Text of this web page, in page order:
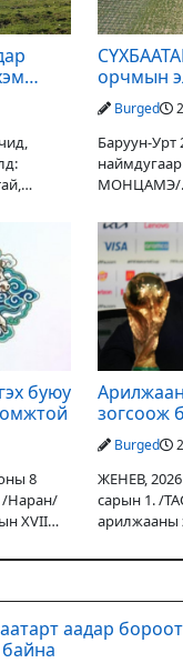
дуу
орчмын
зогсоох
үр дүнгээ
Burged
Баруун-Урт
МОНЦАМЭ/.
сэргээн,
улсын
Төслийн
буюу
8
/Наран/
XVII
адаг
зогсоож
Burged
ЖЕНЕВ,
сарын 1. /
арилжааны
аадар